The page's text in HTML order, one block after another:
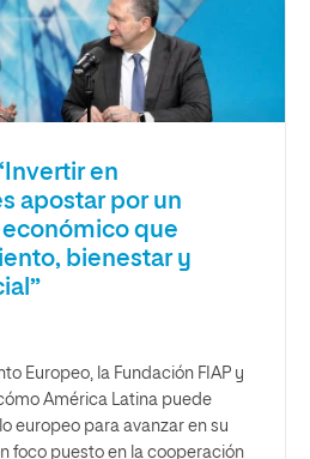
en
apostar por un
que
bienestar y
Europeo, la Fundación FIAP y
América Latina puede
europeo para avanzar en su
foco puesto en la cooperación